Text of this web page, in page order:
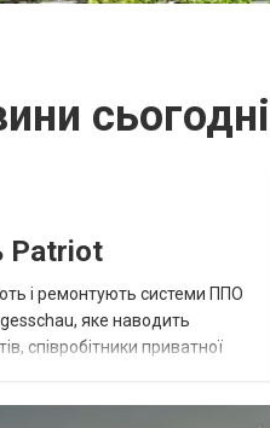
сьогодні
Patriot
і ремонтують системи ППО
яке наводить
співробітники приватної